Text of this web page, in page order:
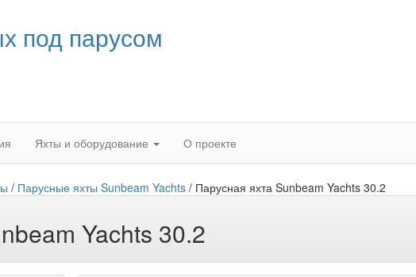
под парусом
Яхты и оборудование О проекте
/ Парусные яхты Sunbeam Yachts / Парусная яхта Sunbeam Yachts 30.2
Yachts 30.2